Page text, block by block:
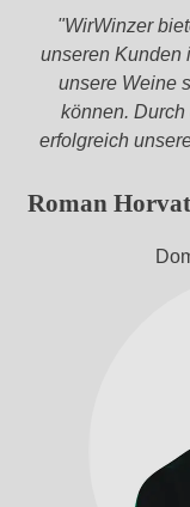
ses
Bild
wur
de
mith
von
"WirWinzer
unseren Kunden
unsere Weine
können.
erfolgreich
Roman